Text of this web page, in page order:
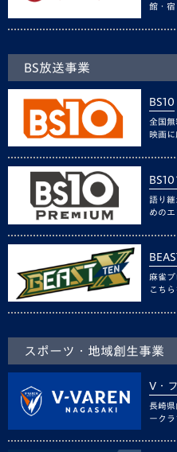
館・宿
BS放送事業
BS10
全国無
映画に
語り
めの
麻雀
こちら
スポーツ・地域創生事業
V・
長崎県
ークラ